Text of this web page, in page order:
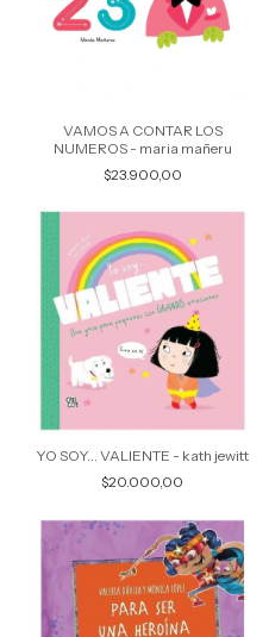
VAMOS A CONTAR LOS
NUMEROS - maria mañeru
$23.900,00
YO SOY... VALIENTE - kath jewitt
$20.000,00